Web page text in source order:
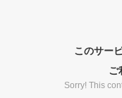
このサー
ご
Sorry! This